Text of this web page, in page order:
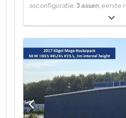
asconfiguratie: 3 assen, eerste
, soort
Leeggewicht: 6950 kg. Op
overzicht van alle beschikbare
financiering nodig? Wij bieden
financieringsoplossingen,
servicecontracten en
adviseren u graag persoonlijk.